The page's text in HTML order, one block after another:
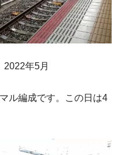
年5月
ル編成です。この日は4